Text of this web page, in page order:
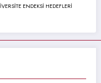
ENDEKSİ HEDEFLERİ